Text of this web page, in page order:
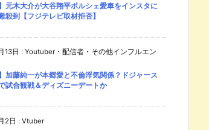
元木大介が大谷翔平ポルシェ愛車をインスタに
殺到【フジテレビ取材拒否】
13日 : Youtuber・配信者・その他インフルエン
加藤純一が本郷愛と不倫浮気関係？ドジャース
試合観戦＆ディズニーデートか
2日 : Vtuber